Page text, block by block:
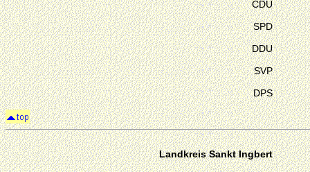
CDU
SPD
DDU
SVP
DPS
Landkreis Sankt Ingbert